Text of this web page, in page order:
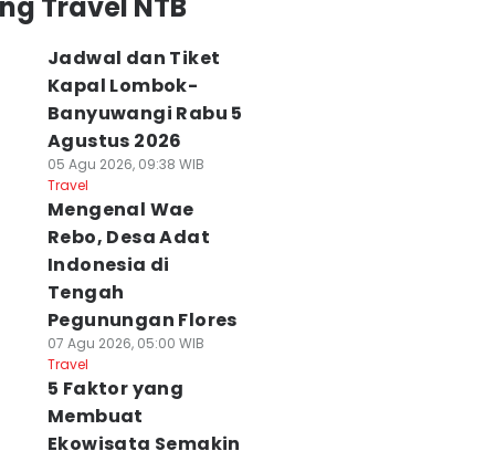
Jadwal dan Tiket
Kapal Lombok-
Banyuwangi Rabu 5
Agustus 2026
05 Agu 2026, 09:38 WIB
Travel
Mengenal Wae
Rebo, Desa Adat
Indonesia di
Tengah
Pegunungan Flores
07 Agu 2026, 05:00 WIB
Travel
5 Faktor yang
Membuat
Ekowisata Semakin